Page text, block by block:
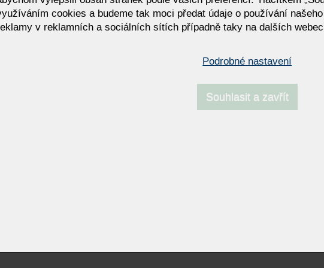
– ležérní komfort a variabilní design
–
opěradly
cookies a budeme tak moci předat údaje o používání
v reklamních a sociálních sítích případně taky na dalších
Podrobné nastavení
Souhlasit a zavřít